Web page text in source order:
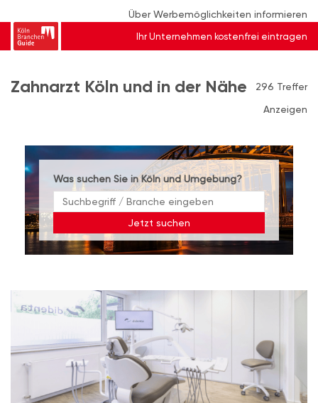
Über Werbemöglichkeiten informieren
Ihr Unternehmen kostenfrei eintragen
Zahnarzt Köln und in der Nähe
296 Treffer
Anzeigen
Was suchen Sie in Köln und Umgebung?
Jetzt suchen